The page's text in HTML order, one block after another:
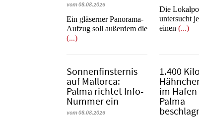
vom 08.08.2026
Ein gläserner Panorama-
Aufzug soll außerdem die
(...)
Die
untersucht
einen(...)
Sonnenfinsternis
auf Mallorca:
Palma richtet Info-
Nummer ein
vom 08.08.2026
1.400 Kilo
im Hafen
Palma